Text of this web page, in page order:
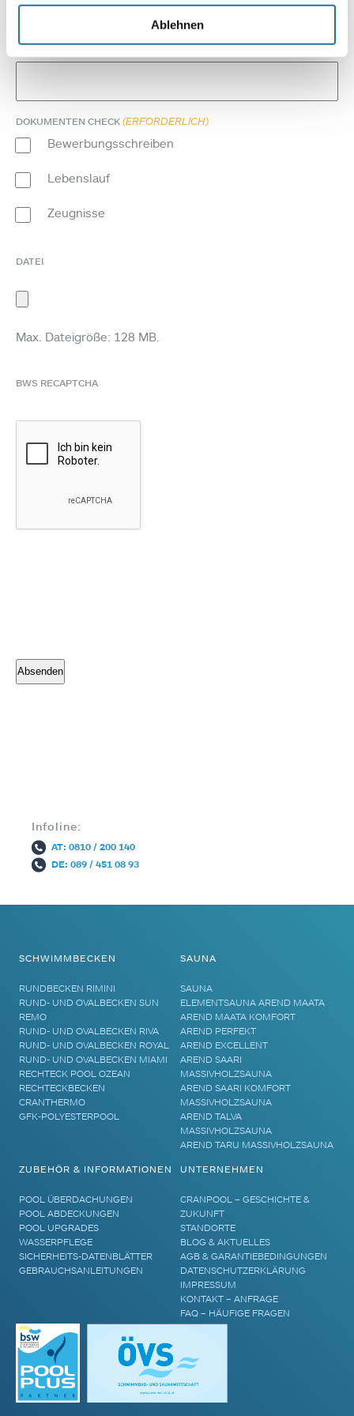
Ablehnen
DOKUMENTEN CHECK (ERFORDERLICH)
Bewerbungsschreiben
Lebenslauf
Zeugnisse
DATEI
Max. Dateigröße: 128 MB.
BWS RECAPTCHA
Infoline:
AT: 0810 / 200 140
DE: 089 / 451 08 93
SCHWIMMBECKEN
RUNDBECKEN RIMINI
RUND- UND OVALBECKEN SUN
REMO
RUND- UND OVALBECKEN RIVA
RUND- UND OVALBECKEN ROYAL
RUND- UND OVALBECKEN MIAMI
RECHTECK POOL OZEAN
RECHTECKBECKEN
CRANTHERMO
GFK-POLYESTERPOOL
SAUNA
SAUNA
ELEMENTSAUNA AREND MAATA
AREND MAATA KOMFORT
AREND PERFEKT
AREND EXCELLENT
AREND SAARI
MASSIVHOLZSAUNA
AREND SAARI KOMFORT
MASSIVHOLZSAUNA
AREND TALVA
MASSIVHOLZSAUNA
AREND TARU MASSIVHOLZSAUNA
ZUBEHÖR & INFORMATIONEN
POOL ÜBERDACHUNGEN
POOL ABDECKUNGEN
POOL UPGRADES
WASSERPFLEGE
SICHERHEITS-DATENBLÄTTER
GEBRAUCHSANLEITUNGEN
UNTERNEHMEN
CRANPOOL – GESCHICHTE &
ZUKUNFT
STANDORTE
BLOG & AKTUELLES
AGB & GARANTIEBEDINGUNGEN
DATENSCHUTZERKLÄRUNG
IMPRESSUM
KONTAKT – ANFRAGE
FAQ – HÄUFIGE FRAGEN